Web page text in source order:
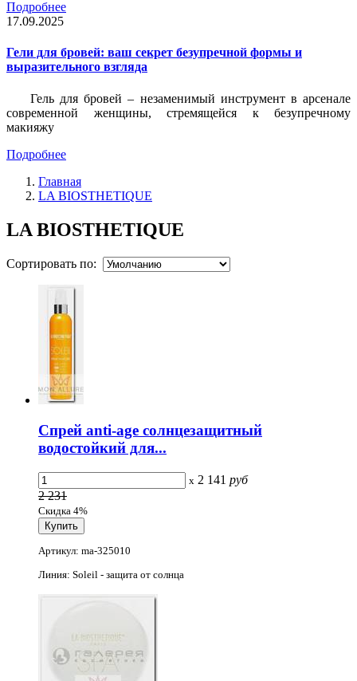
Подробнее
17.09.2025
Гели для бровей: ваш секрет безупречной формы и
выразительного взгляда
Гель для бровей – незаменимый инструмент в арсенале
современной женщины, стремящейся к безупречному
макияжу
Подробнее
Главная
LA BIOSTHETIQUE
LA BIOSTHETIQUE
Сортировать по:
Спрей anti-age солнцезащитный
водостойкий для...
x 2 141 руб
2 231
Скидка 4%
Артикул: ma-325010
Линия: Soleil - защита от солнца